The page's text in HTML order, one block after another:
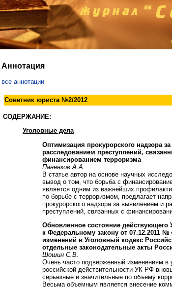
Аннотация
все аннотации
Советник юриста №2/2012
СОДЕРЖАНИЕ:
Уголовные дела
Оптимизация прокурорского надзора
расследованием преступлений,
финансированием терроризма
Паненков А.А.
В статье автор на основе научных
вывод о том, что борьба с
является одним из важнейших
по борьбе с терроризмом, предлагает
прокурорского надзора за выявлением и
преступлений, связанных с
Обновленное состояние
к Федеральному закону от 07.12.2011
изменений в Уголовный кодекс
отдельные законодательные акты
Шошин С.В.
Очень часто подверженный изменениям в
российской действительности УК РФ
серьезные и значительные по объему
Весьма объемным является внесение